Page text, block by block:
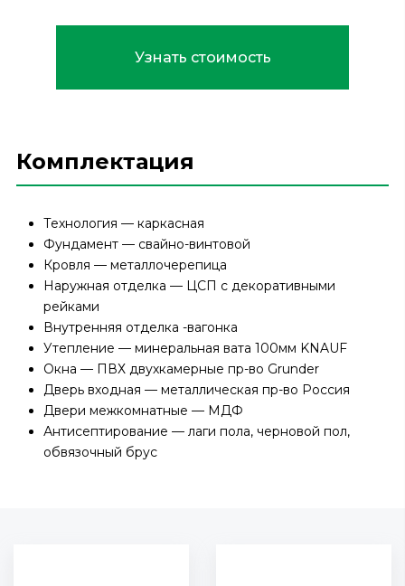
Узнать стоимость
Комплектация
Технология — каркасная
Фундамент — свайно-винтовой
Кровля — металлочерепица
Наружная отделка — ЦСП с декоративными
рейками
Внутренняя отделка -вагонка
Утепление — минеральная вата 100мм KNAUF
Окна — ПВХ двухкамерные пр-во Grunder
Дверь входная — металлическая пр-во Россия
Двери межкомнатные — МДФ
Антисептирование — лаги пола, черновой пол,
обвязочный брус